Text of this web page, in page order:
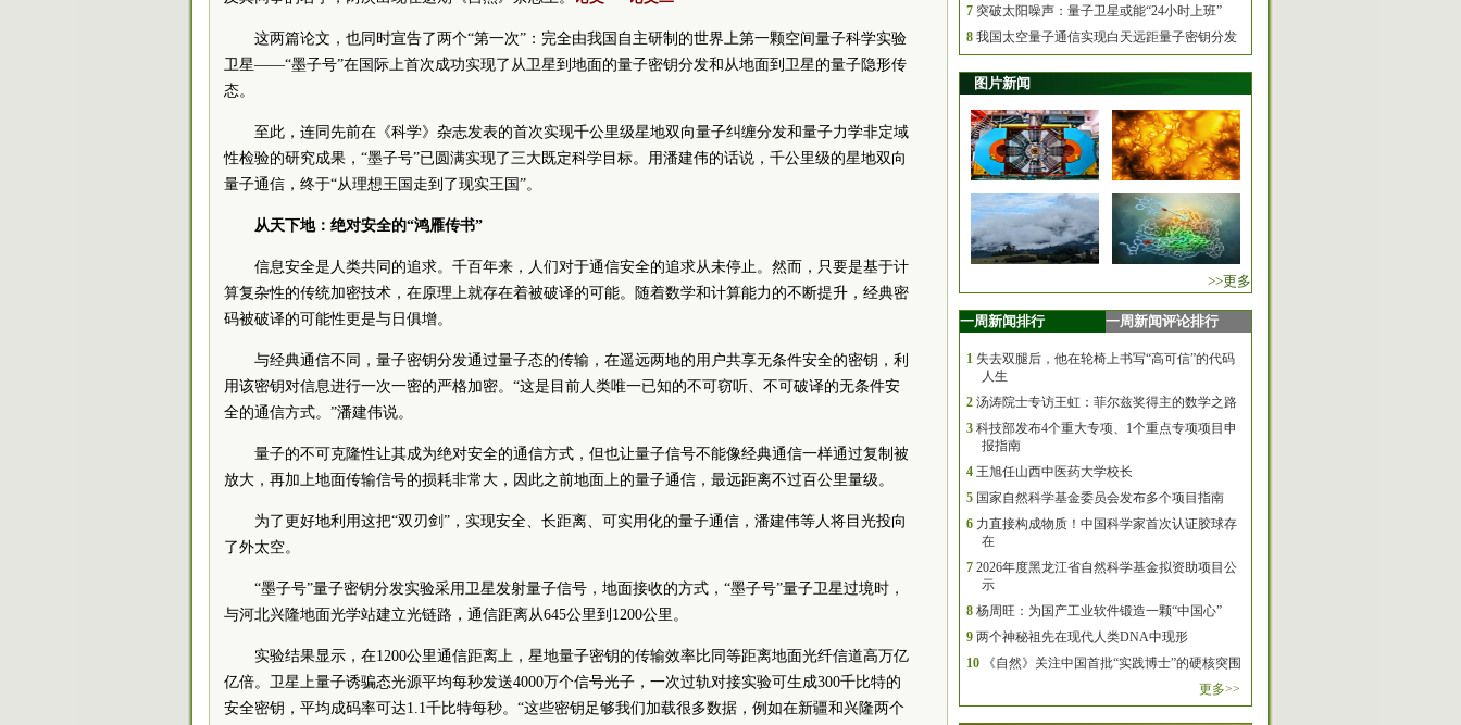
这两篇论文，也同时宣告了两个“第一次”：完全由我国自主研制的世界上第一颗空间量子科学实验
卫星——“墨子号”在国际上首次成功实现了从卫星到地面的量子密钥分发和从地面到卫星的量子隐形传
态。
至此，连同先前在《科学》杂志发表的首次实现千公里级星地双向量子纠缠分发和量子力学非定域
性检验的研究成果，“墨子号”已圆满实现了三大既定科学目标。用潘建伟的话说，千公里级的星地双向
量子通信，终于“从理想王国走到了现实王国”。
从天下地：绝对安全的“鸿雁传书”
信息安全是人类共同的追求。千百年来，人们对于通信安全的追求从未停止。然而，只要是基于计
算复杂性的传统加密技术，在原理上就存在着被破译的可能。随着数学和计算能力的不断提升，经典密
码被破译的可能性更是与日俱增。
与经典通信不同，量子密钥分发通过量子态的传输，在遥远两地的用户共享无条件安全的密钥，利
用该密钥对信息进行一次一密的严格加密。“这是目前人类唯一已知的不可窃听、不可破译的无条件安
全的通信方式。”潘建伟说。
量子的不可克隆性让其成为绝对安全的通信方式，但也让量子信号不能像经典通信一样通过复制被
放大，再加上地面传输信号的损耗非常大，因此之前地面上的量子通信，最远距离不过百公里量级。
为了更好地利用这把“双刃剑”，实现安全、长距离、可实用化的量子通信，潘建伟等人将目光投向
了外太空。
“墨子号”量子密钥分发实验采用卫星发射量子信号，地面接收的方式，“墨子号”量子卫星过境时，
与河北兴隆地面光学站建立光链路，通信距离从645公里到1200公里。
实验结果显示，在1200公里通信距离上，星地量子密钥的传输效率比同等距离地面光纤信道高万亿
亿倍。卫星上量子诱骗态光源平均每秒发送4000万个信号光子，一次过轨对接实验可生成300千比特的
安全密钥，平均成码率可达1.1千比特每秒。“这些密钥足够我们加载很多数据，例如在新疆和兴隆两个
7 突破太阳噪声：量子卫星或能“24小时上班”
8 我国太空量子通信实现白天远距量子密钥分发
图片新闻
>>更多
一周新闻排行 一周新闻评论排行
1 失去双腿后，他在轮椅上书写“高可信”的代码
人生
2 汤涛院士专访王虹：菲尔兹奖得主的数学之路
3 科技部发布4个重大专项、1个重点专项项目申
报指南
4 王旭任山西中医药大学校长
5 国家自然科学基金委员会发布多个项目指南
6 力直接构成物质！中国科学家首次认证胶球存
在
7 2026年度黑龙江省自然科学基金拟资助项目公
示
8 杨周旺：为国产工业软件锻造一颗“中国心”
9 两个神秘祖先在现代人类DNA中现形
10
《自然》关注中国首批“实践博士”的硬核突围
更多>>